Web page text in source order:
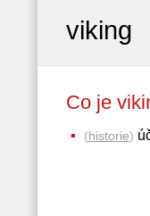
viking
Co je
(historie)